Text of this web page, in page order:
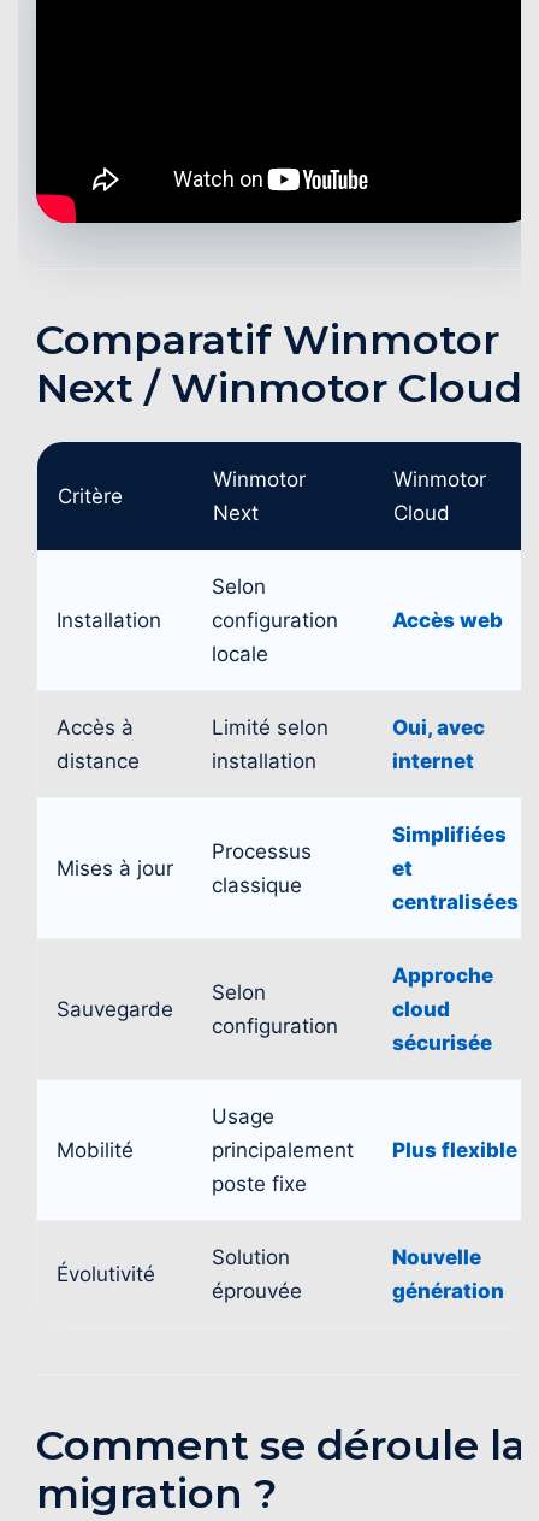
Comparatif Winmotor
Next / Winmotor Cloud
Critère
Winmotor
Next
Winmotor
Cloud
Installation
Selon
configuration
locale
Accès web
Accès à
distance
Limité selon
installation
Oui, avec
internet
Mises à jour
Processus
classique
Simplifiées
et
centralisées
Sauvegarde
Selon
configuration
Approche
cloud
sécurisée
Mobilité
Usage
principalement
poste fixe
Plus flexible
Évolutivité
Solution
éprouvée
Nouvelle
génération
Comment se déroule la
migration ?